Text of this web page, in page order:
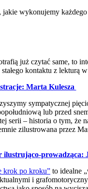
wykonujemy każdego
już czytać same, to
kontaktu z lekturą
Marta Kulesza
sympatycznej
lub przed
serii – historia o tym, że
zilustrowana przez
ilustrująco-prowadząca:
krok po kroku” to idealne
i